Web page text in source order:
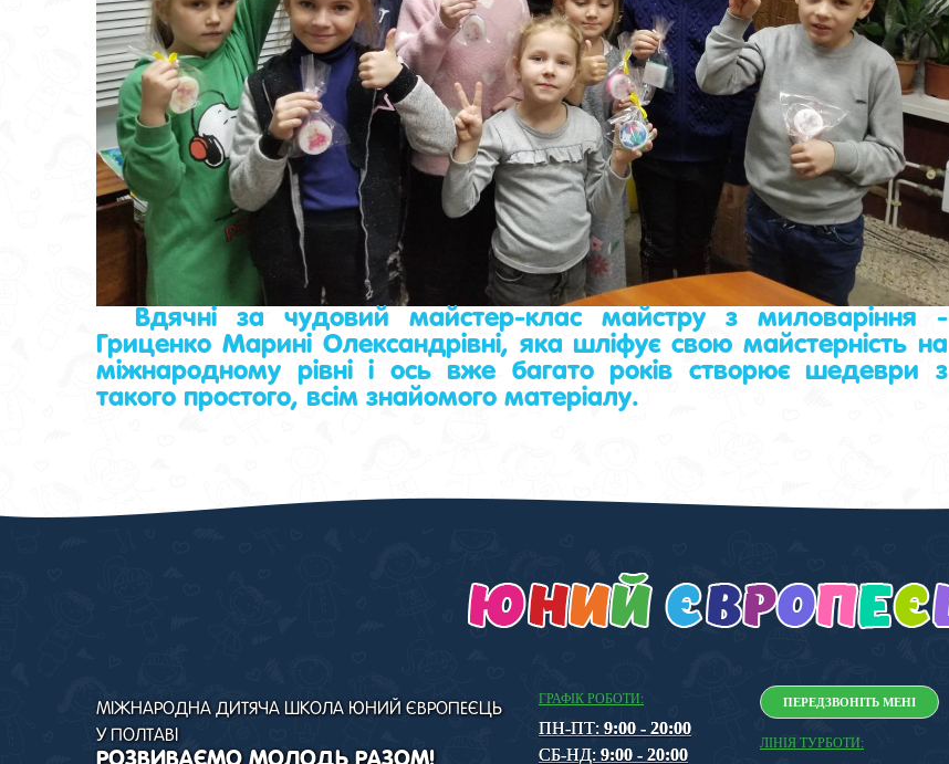
Вдячні за чудовий майстер-клас майстру з миловаріння -
Гриценко Марині Олександрівні, яка шліфує свою майстерність на
міжнародному рівні і ось вже багато років створює шедеври з
такого простого, всім знайомого матеріалу.
МІЖНАРОДНА ДИТЯЧА ШКОЛА ЮНИЙ ЄВРОПЕЄЦЬ
У ПОЛТАВІ
ГРАФІК РОБОТИ:
ПН-ПТ: 9:00 - 20:00
СБ-НД: 9:00 - 20:00
ПЕРЕДЗВОНІТЬ МЕНІ
ЛІНІЯ ТУРБОТИ: